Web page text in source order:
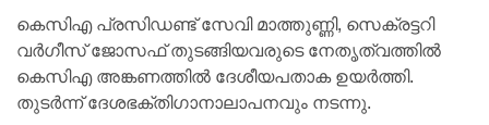
കെസിഎ പ്രസിഡണ്ട് സേവി മാത്തുണ്ണി, സെക്രട്ടറി
വർഗീസ് ജോസഫ് തുടങ്ങിയവരുടെ നേതൃത്വത്തിൽ
കെസിഎ അങ്കണത്തില്‍ ദേശീയപതാക ഉയർത്തി.
തുടർന്ന് ദേശഭക്തിഗാനാലാപനവും നടന്നു.